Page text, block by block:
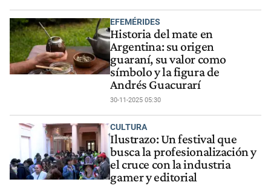
EFEMÉRIDES
Historia del mate en
Argentina: su origen
guaraní, su valor como
símbolo y la figura de
Andrés Guacurarí
30-11-2025 05:30
CULTURA
Ilustrazo: Un festival que
busca la profesionalización y
el cruce con la industria
gamer y editorial